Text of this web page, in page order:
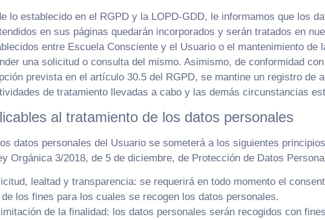
lo establecido en el RGPD y la LOPD-GDD, le informamos que los
en sus páginas quedarán incorporados y serán tratados en
entre Escuela Consciente y el Usuario o el mantenimiento
una solicitud o consulta del mismo. Asimismo, de conformidad
prevista en el artículo 30.5 del RGPD, se mantine un registro de
de tratamiento llevadas a cabo y las demás circunstancias
al tratamiento de los datos personales
datos personales del Usuario se someterá a los siguientes
Orgánica 3/2018, de 5 de diciembre, de Protección de Datos
lealtad y transparencia: se requerirá en todo momento el
los fines para los cuales se recogen los datos personales.
de la finalidad: los datos personales serán recogidos con